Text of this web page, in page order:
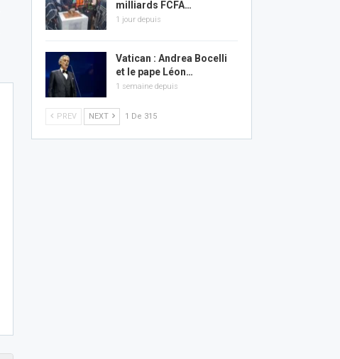
milliards FCFA…
1 jour depuis
Vatican : Andrea Bocelli
et le pape Léon…
1 semaine depuis
PREV NEXT 1 De 315